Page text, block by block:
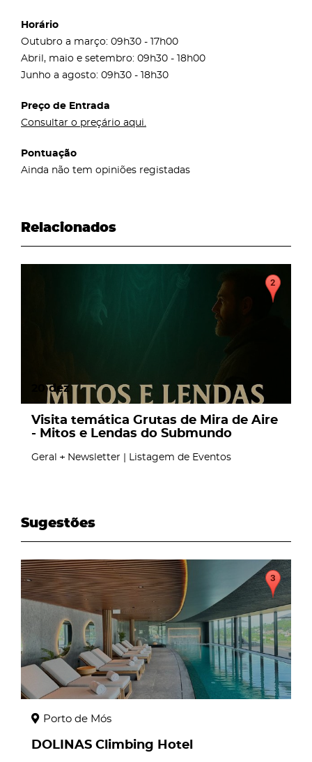
Horário
Outubro a março: 09h30 - 17h00
Abril, maio e setembro: 09h30 - 18h00
Junho a agosto: 09h30 - 18h30
Preço de Entrada
Consultar o preçário aqui.
Pontuação
Ainda não tem opiniões registadas
Relacionados
dez
Visita temática Grutas de Mira de Aire
- Mitos e Lendas do Submundo
Geral Newsletter | Listagem de Eventos
Sugestões
page
Porto de Mós
DOLINAS Climbing Hotel